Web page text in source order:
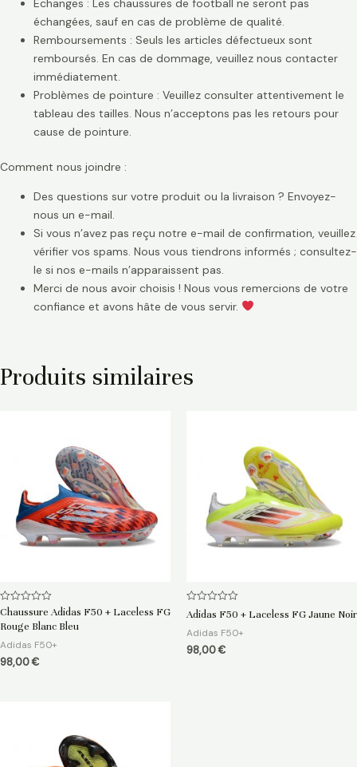
Échanges : Les chaussures de football ne seront pas
échangées, sauf en cas de problème de qualité.
Remboursements : Seuls les articles défectueux sont
remboursés. En cas de dommage, veuillez nous contacter
immédiatement.
Problèmes de pointure : Veuillez consulter attentivement le
tableau des tailles. Nous n’acceptons pas les retours pour
cause de pointure.
Comment nous joindre :
Des questions sur votre produit ou la livraison ? Envoyez-
nous un e-mail.
Si vous n’avez pas reçu notre e-mail de confirmation, veuillez
vérifier vos spams. Nous vous tiendrons informés ; consultez-
le si nos e-mails n’apparaissent pas.
Merci de nous avoir choisis ! Nous vous remercions de votre
confiance et avons hâte de vous servir.
Produits similaires
Note
sur
Chaussure Adidas F50 + Laceless FG
Rouge Blanc Bleu
Adidas F50+
98,00€
Note
0
sur
5
Adidas F50 + Laceless FG Jaune Noir
Adidas F50+
98,00€